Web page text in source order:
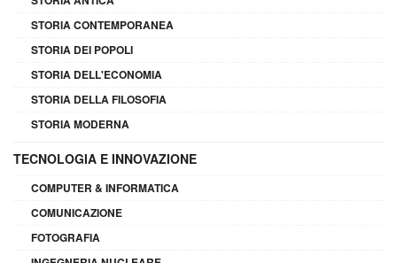
STORIA CONTEMPORANEA
STORIA DEI POPOLI
STORIA DELL'ECONOMIA
STORIA DELLA FILOSOFIA
STORIA MODERNA
TECNOLOGIA E INNOVAZIONE
COMPUTER & INFORMATICA
COMUNICAZIONE
FOTOGRAFIA